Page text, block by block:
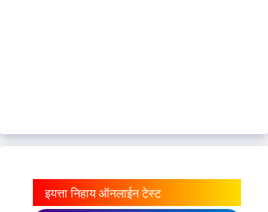
इयत्ता निहाय ऑनलाईन टेस्ट